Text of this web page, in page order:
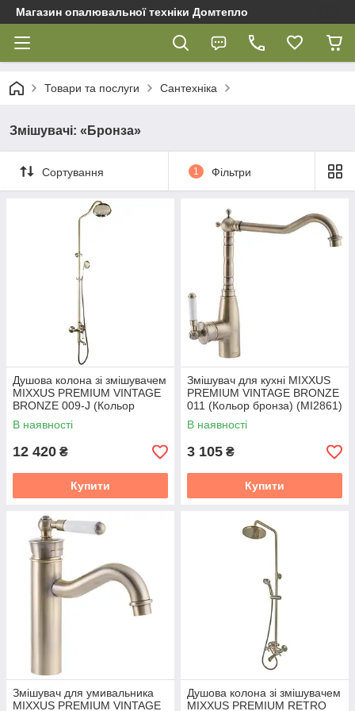
Магазин опалювальної техніки Домтепло
Товари та послуги Сантехніка
Змішувачі: «Бронза»
Сортування 1 Фільтри
Душова колона зі змішувачем
MIXXUS PREMIUM VINTAGE
BRONZE 009-J (Кольор
бронза) (MI2865)
В наявності
12 420 ₴
Купити
Змішувач для кухні MIXXUS
PREMIUM VINTAGE BRONZE
011 (Кольор бронза) (MI2861)
В наявності
3 105 ₴
Купити
Змішувач для умивальника
MIXXUS PREMIUM VINTAGE
Душова колона зі змішувачем
MIXXUS PREMIUM RETRO